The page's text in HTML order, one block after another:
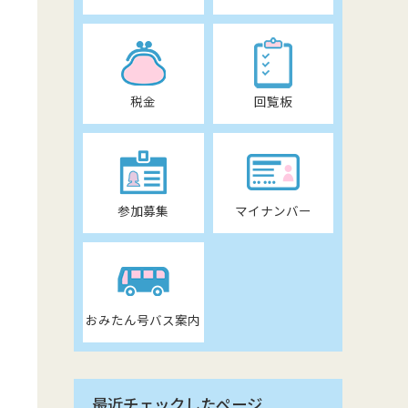
税金 回覧板
参加募集 マイナンバー
おみたん号バス案内